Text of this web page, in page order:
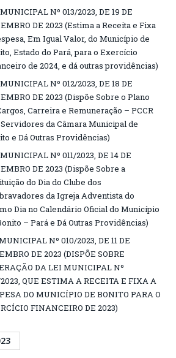
Nº 013/2023, DE 19 DE
DE 2023 (Estima a Receita e Fixa
Em Igual Valor, do Município de
Estado do Pará, para o Exercício
de 2024, e dá outras providências)
Nº 012/2023, DE 18 DE
DE 2023 (Dispõe Sobre o Plano
Carreira e Remuneração – PCCR
da Câmara Municipal de
e Dá Outras Providências)
Nº 011/2023, DE 14 DE
DE 2023 (Dispõe Sobre a
do Dia do Clube dos
da Igreja Adventista do
Dia no Calendário Oficial do Município
– Pará e Dá Outras Providências)
Nº 010/2023, DE 11 DE
DE 2023 (DISPÕE SOBRE
DA LEI MUNICIPAL Nº
QUE ESTIMA A RECEITA E FIXA A
DO MUNICÍPIO DE BONITO PARA O
FINANCEIRO DE 2023)